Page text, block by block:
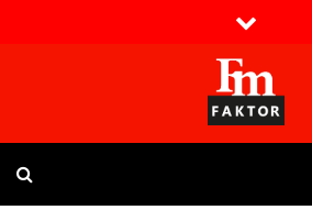
Faktor magazin
Uvijek presudan